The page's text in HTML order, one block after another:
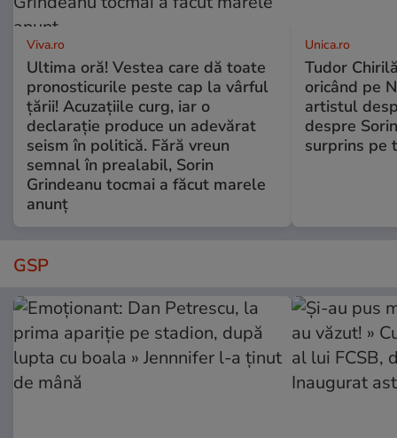
Viva.ro
Ultima oră! Vestea care dă toate
pronosticurile peste cap la vârful
țării! Acuzațiile curg, iar o
declarație produce un adevărat
seism în politică. Fără vreun
semnal în prealabil, Sorin
Grindeanu tocmai a făcut marele
anunț
Unica.ro
Tudor
oricând pe
artistul
despre
surprins pe
GSP